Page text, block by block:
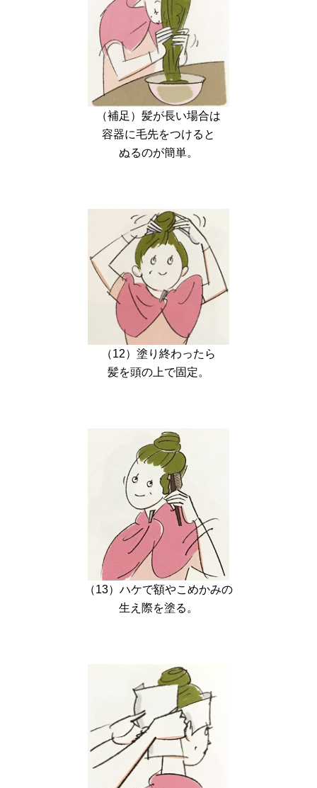
（補足）髪が長い場合は
容器に毛先をつけると
ぬるのが簡単。
（12）塗り終わったら
髪を頭の上で固定。
（13）ハケで額やこめかみの
生え際を塗る。